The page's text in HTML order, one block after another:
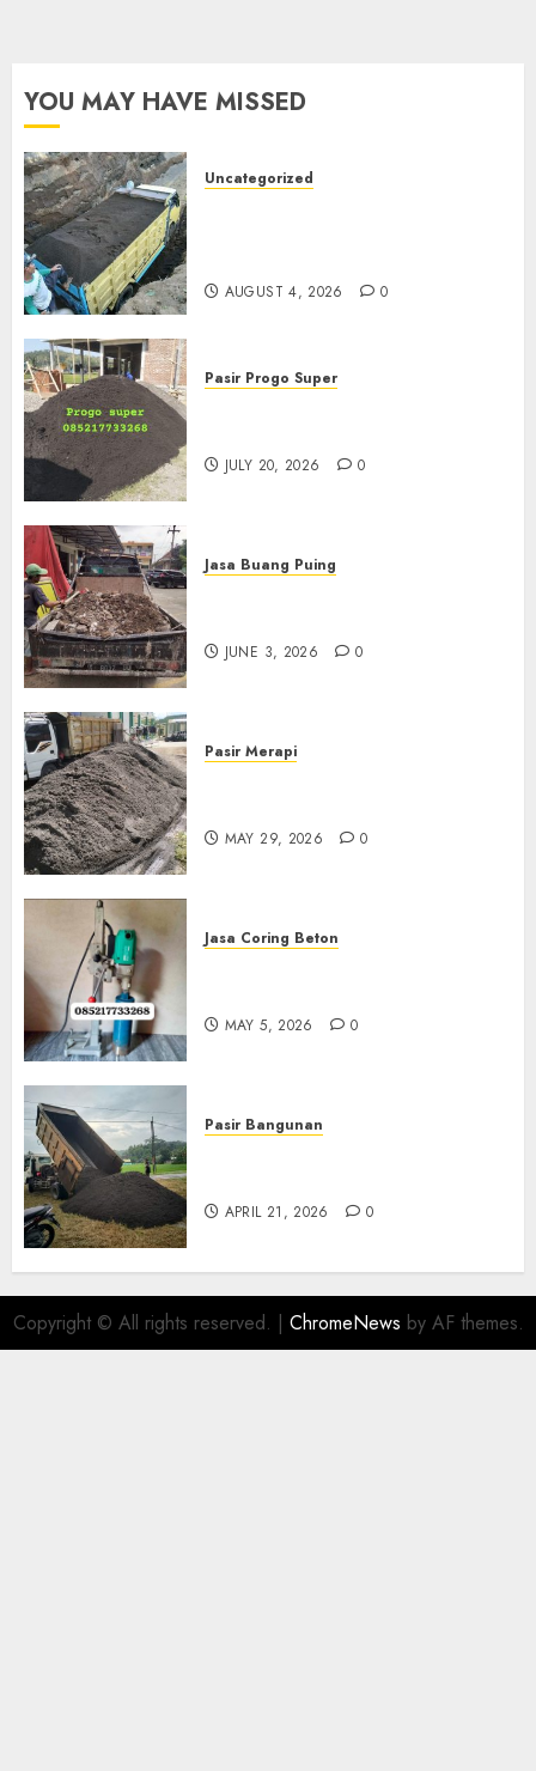
YOU MAY HAVE MISSED
Uncategorized
AUGUST 4, 2026 0
Pasir Progo Super
JULY 20, 2026 0
Jasa Buang Puing
JUNE 3, 2026 0
Pasir Merapi
MAY 29, 2026 0
Jasa Coring Beton
MAY 5, 2026 0
Pasir Bangunan
APRIL 21, 2026 0
Copyright © All rights reserved. | ChromeNews by AF themes.